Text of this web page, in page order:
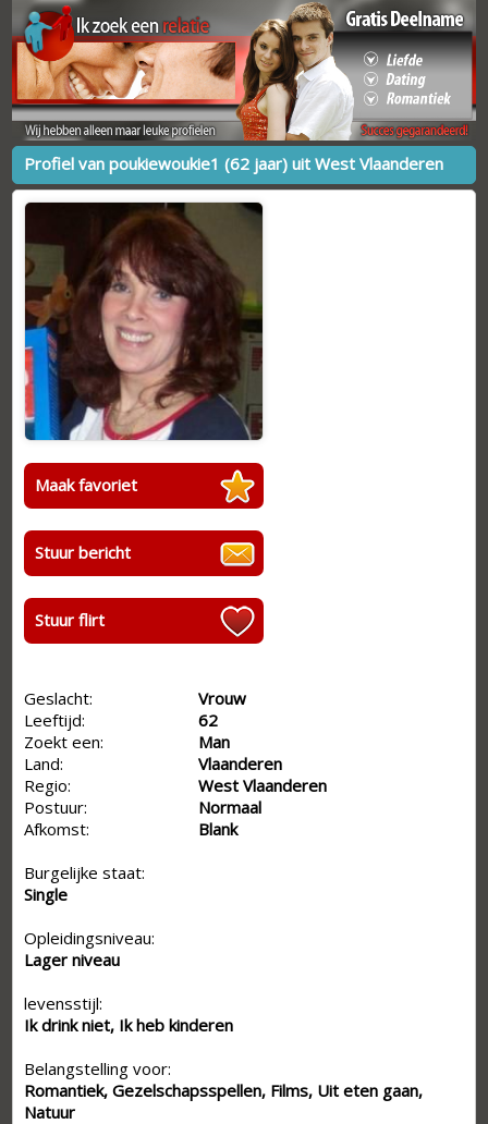
Profiel van poukiewoukie1 (62 jaar) uit West Vlaanderen
Maak favoriet
Stuur bericht
Stuur flirt
Geslacht:
Vrouw
Leeftijd:
62
Zoekt een:
Man
Land:
Vlaanderen
Regio:
West Vlaanderen
Postuur:
Normaal
Afkomst:
Blank
Burgelijke staat:
Single
Opleidingsniveau:
Lager niveau
levensstijl:
Ik drink niet, Ik heb kinderen
Belangstelling voor:
Romantiek, Gezelschapsspellen, Films, Uit eten gaan,
Natuur